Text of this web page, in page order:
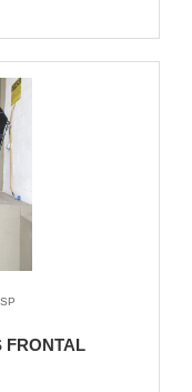
FRONTAL